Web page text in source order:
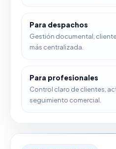
Para despachos
Gestión documental,
más centralizada.
Para profesionales
Control claro de clientes,
seguimiento comercial.